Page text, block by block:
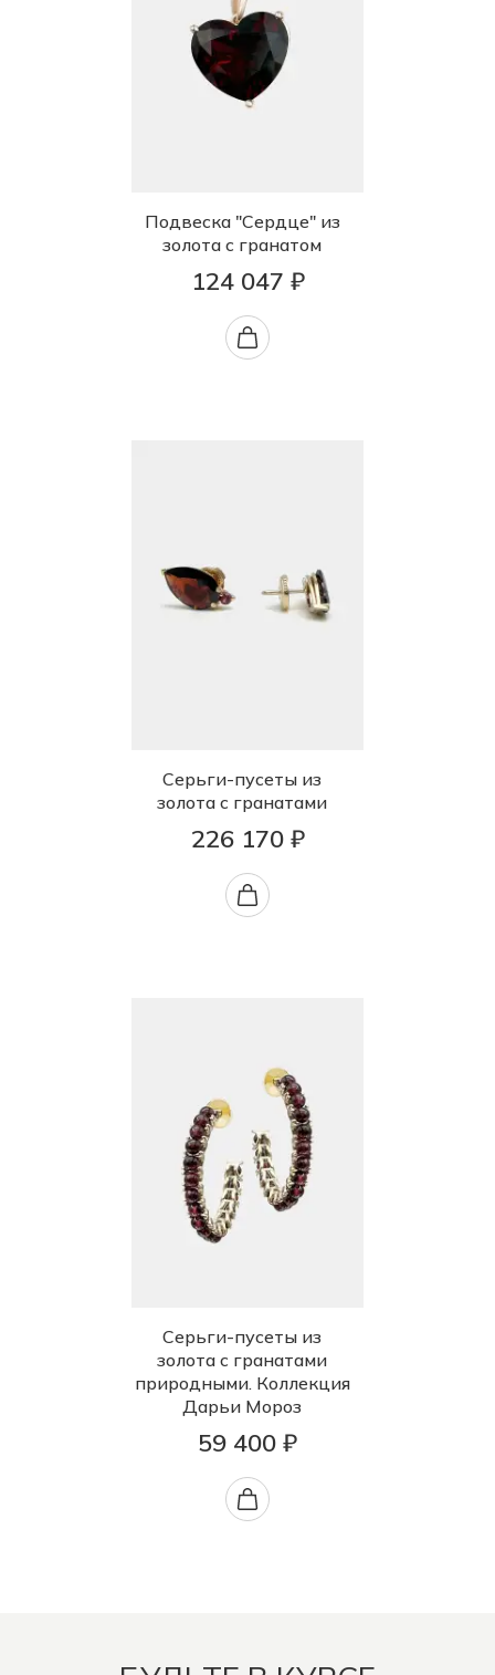
Подвеска "Сердце" из
золота с гранатом
124 047 ₽
Серьги-пусеты из
золота с гранатами
226 170 ₽
Серьги-пусеты из
золота с гранатами
природными. Коллекция
Дарьи Мороз
59 400 ₽